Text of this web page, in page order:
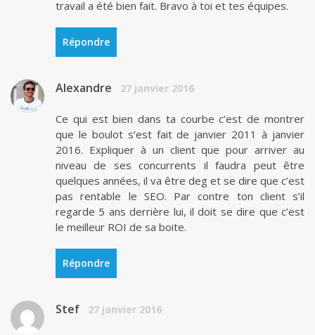
travail a été bien fait. Bravo à toi et tes équipes.
Répondre
Alexandre 27 janvier 2016
Ce qui est bien dans ta courbe c’est de montrer
que le boulot s’est fait de janvier 2011 à janvier
2016. Expliquer à un client que pour arriver au
niveau de ses concurrents il faudra peut être
quelques années, il va être deg et se dire que c’est
pas rentable le SEO. Par contre ton client s’il
regarde 5 ans derrière lui, il doit se dire que c’est
le meilleur ROI de sa boite.
Répondre
Stef 27 janvier 2016